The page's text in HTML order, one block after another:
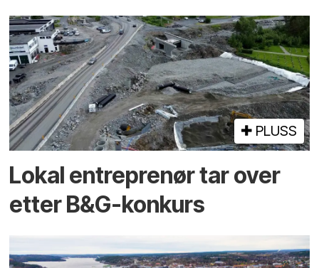
PLUSS
Lokal entreprenør tar over
etter B&G-konkurs